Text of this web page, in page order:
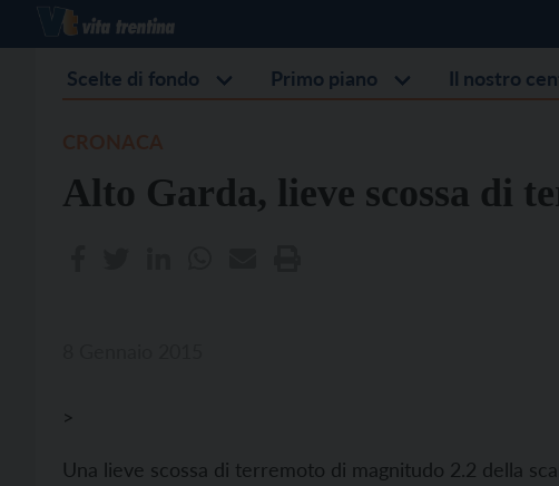
Scelte di fondo Primo piano Il nostro
Alto Garda, lieve scossa di
>
Una lieve scossa di terremoto di magnitudo 2.2 della